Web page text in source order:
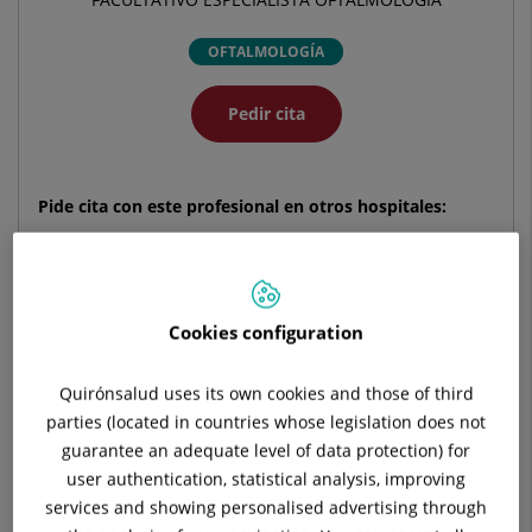
OFTALMOLOGÍA
Pedir cita
Pide cita con este profesional en otros hospitales:
Hospital Universitario Ruber Juan Bravo
C/ Juan Bravo, 39 y 49
28006 Madrid
910 687 999
Cookies configuration
Quirónsalud uses its own cookies and those of third
parties (located in countries whose legislation does not
guarantee an adequate level of data protection) for
user authentication, statistical analysis, improving
services and showing personalised advertising through